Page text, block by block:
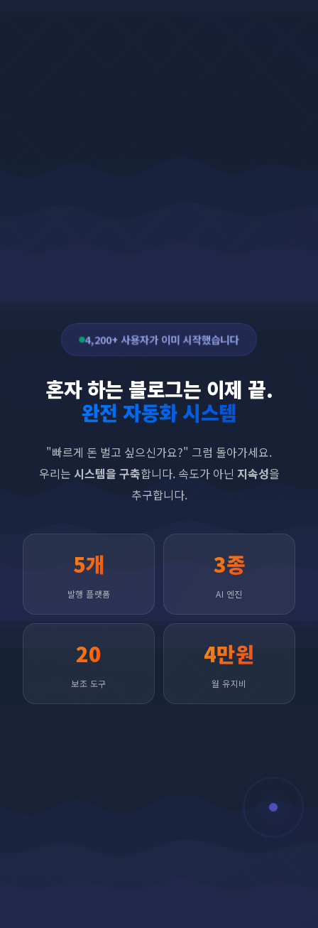
4,200+ 사용자가 이미 시작했습니다
혼자 하는 블로그는 이제 끝.
완전 자동화 시스템
"빠르게 돈 벌고 싶으신가요?" 그럼 돌아가세요.
우리는 시스템을 구축합니다. 속도가 아닌 지속성을
추구합니다.
5개
발행 플랫폼
3종
AI 엔진
20
보조 도구
4만원
월 유지비